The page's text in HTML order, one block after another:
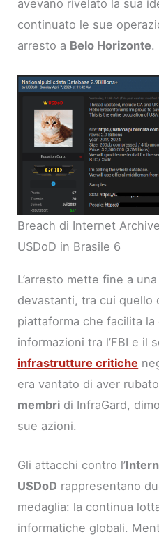
avevano rivelato la sua
continuato le sue
arresto a Belo Horizonte.
Breach di Internet
USDoD in Brasile 6
L’arresto mette fine a
devastanti, tra cui quello
piattaforma che facilita
informazioni tra l’FBI e il
infrastrutture critiche
era vantato di aver
membri di InfraGard,
sue azioni.
Gli attacchi contro l’
USDoD rappresentano
medaglia: la continua
informatiche globali.